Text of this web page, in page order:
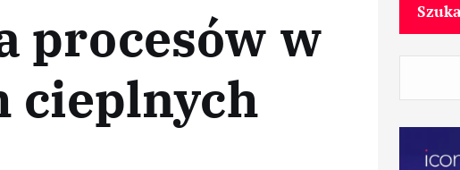
procesów w
cieplnych